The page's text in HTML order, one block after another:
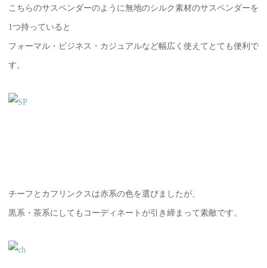
こちらのサスペンダーのように無地のシルク素材のサスペンダーを
1つ持っていると
フォーマル・ビジネス・カジュアルなど幅広く使えてとても便利で
す。
チーフとカフリンクスは赤系の色を選びましたが、
黒系・茶系にしてもコーディネートが引き締まって素敵です。